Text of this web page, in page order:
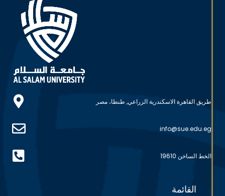
طريق القاهرة الاسكندرية الزراعي, طنطا، مصر
info@sue.edu.eg
الخط الساخن 19610
القائمة